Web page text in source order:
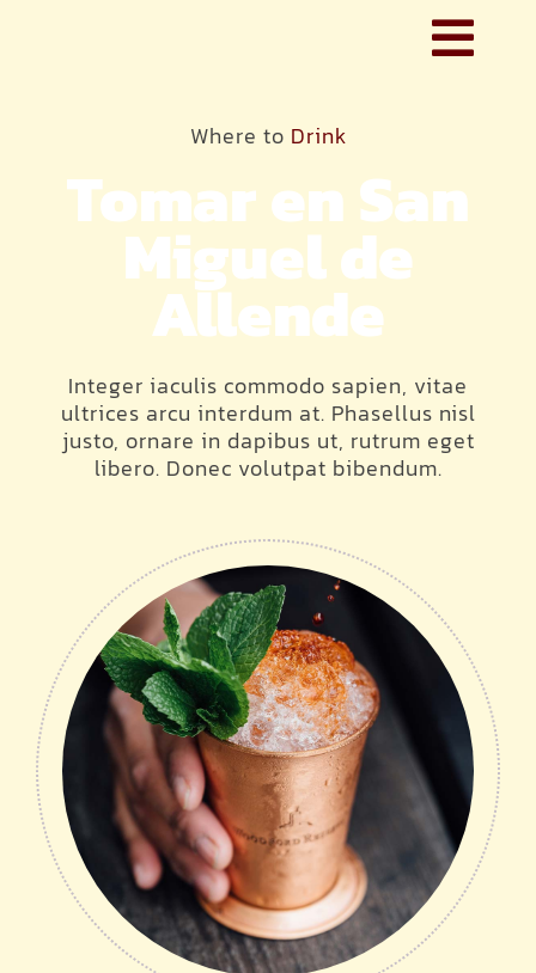
INFORMATIE
NIEUWSBRIEF
Where to Drink
Tomar en San
Miguel de
Allende
Integer iaculis commodo sapien, vitae
ultrices arcu interdum at. Phasellus nisl
justo, ornare in dapibus ut, rutrum eget
libero. Donec volutpat bibendum.